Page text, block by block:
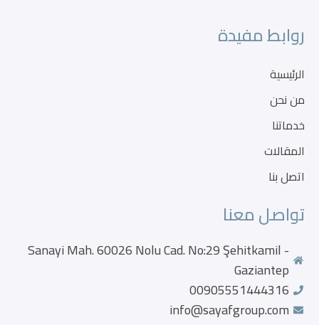
روابط مفيدة
الرئيسية
من نحن
خدماتنا
المقالات
اتصل بنا
تواصل معنا
Sanayi Mah. 60026 Nolu Cad. No:29 Şehitkamil -
Gaziantep
00905551444316
info@sayafgroup.com